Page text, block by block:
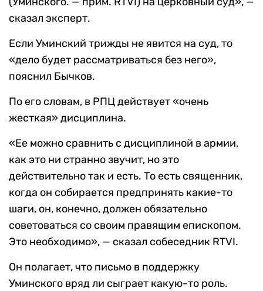
сказал эксперт.
Если Уминский трижды не явится на суд, то
«дело будет рассматриваться без него»,
пояснил Бычков.
По его словам, в РПЦ действует «очень
жесткая» дисциплина.
«Ее можно сравнить с дисциплиной в армии,
как это ни странно звучит, но это
действительно так и есть. То есть священник,
когда он собирается предпринять какие-то
шаги, он, конечно, должен обязательно
советоваться со своим правящим епископом.
Это необходимо», — сказал собеседник RTVI.
Он полагает, что письмо в поддержку
Уминского вряд ли сыграет какую-то роль.